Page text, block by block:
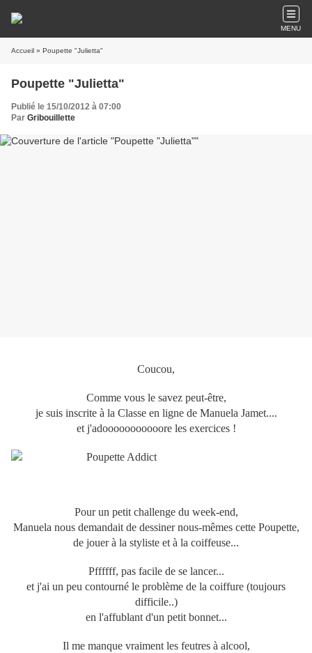
MENU
Accueil » Poupette "Julietta"
Poupette "Julietta"
Publié le 15/10/2012 à 07:00
Par Gribouillette
Coucou,
Comme vous le savez peut-être,
je suis inscrite à la Classe en ligne de Manuela Jamet....
et j'adooooooooooore les exercices !
Pour un petit challenge du week-end,
Manuela nous demandait de dessiner nous-mêmes cette Poupette,
de jouer à la styliste et à la coiffeuse...
Pffffff, pas facile de se lancer...
et j'ai un peu contourné le problème de la coiffure (toujours
difficile..)
en l'affublant d'un petit bonnet...
Il me manque vraiment les feutres à alcool,